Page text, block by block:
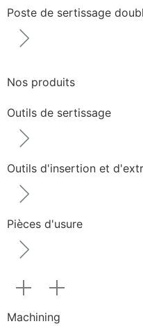
Poste de sertissage
Nos produits
Outils de sertissage
Outils d'insertion et
Pièces d'usure
Machining